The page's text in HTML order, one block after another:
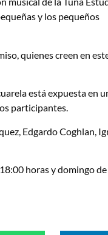
y los pequeños
quienes creen en
está expuesta en
participantes.
Edgardo Coghlan,
horas y domingo